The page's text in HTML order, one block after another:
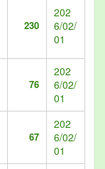
230
202
6/02/
01
76
202
6/02/
01
67
202
6/02/
01